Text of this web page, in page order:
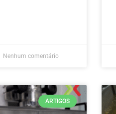
Nenhum comentário
ARTIGOS